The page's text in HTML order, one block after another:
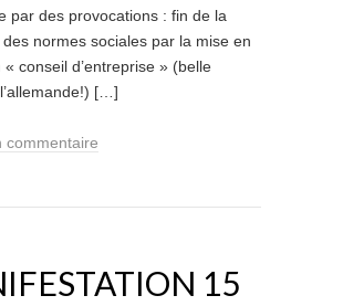
par des provocations : fin de la
normes sociales par la mise en
« conseil d’entreprise » (belle
[…]
commentaire
15